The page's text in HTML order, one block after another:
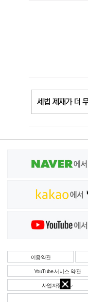
이용약관
YouTube 서비스 약관
사업자정보